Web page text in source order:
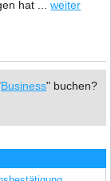
hat ...weiter
Business" buchen?